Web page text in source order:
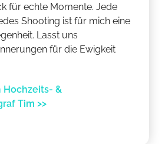
für echte Momente. Jede
Shooting ist für mich eine
Lasst uns
für die Ewigkeit
Hochzeits- &
Tim >>